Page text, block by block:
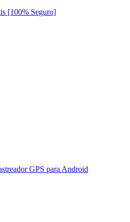
[100% Seguro]
GPS para Android